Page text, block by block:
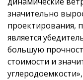
значительно
проектирования,
является
большую
стоимости и